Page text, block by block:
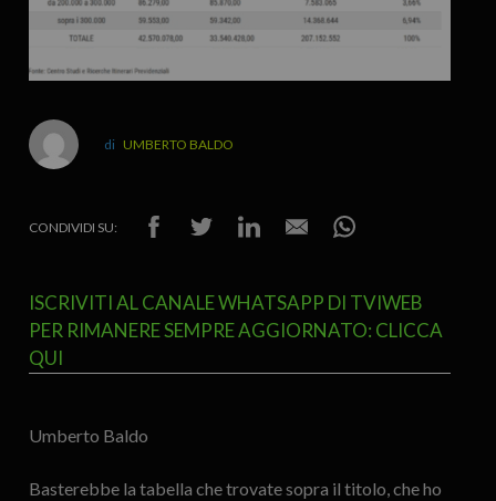
UMBERTO BALDO
CONDIVIDI SU:
ISCRIVITI AL CANALE WHATSAPP DI TVIWEB
PER RIMANERE SEMPRE AGGIORNATO: CLICCA
QUI
Umberto Baldo
Basterebbe la tabella che trovate sopra il titolo, che ho